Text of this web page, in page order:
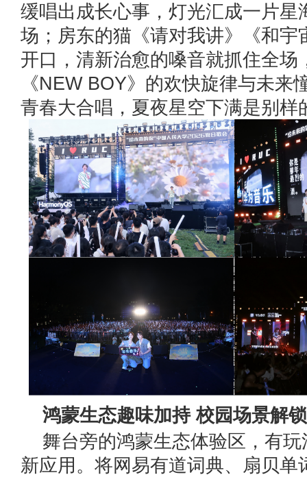
缓唱出成长心事，灯光汇成一片星
场；房东的猫《请对我讲》《和宇
开口，清新治愈的嗓音就抓住全场
《NEW BOY》的欢快旋律与未来
青春大合唱，夏夜星空下满是别样
鸿蒙生态趣味加持 校园场景解
舞台旁的鸿蒙生态体验区，有
新应用。将网易有道词典、扇贝单